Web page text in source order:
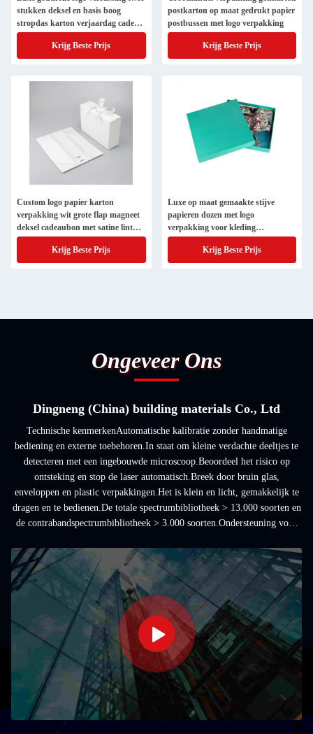
stukken deksel en basis boog
stropdas karton verjaardag cadeau
papier verpakkingsdoos
Krijg Beste Prijs
postkarton op maat gedrukt papier
postbussen met logo verpakking
Krijg Beste Prijs
Custom logo papier karton
verpakking wit grote flap magneet
deksel cadeaubon met satine lint
handvat
Krijg Beste Prijs
Luxe op maat gemaakte stijve
papieren dozen met logo
verpakking voor kleding
cosmetische parfumdozen
Krijg Beste Prijs
Ongeveer Ons
Dingneng (China) building materials Co., Ltd
Technische kenmerkenAutomatische kalibratie zonder handmatige
bediening en externe toebehoren.In staat om kleine verdachte deeltjes te
detecteren met een ingebouwde microscoop.Beoordeel het risico op
ontsteking en stop de laser automatisch.Breek door bruin glas,
enveloppen en plastic verpakkingen.Het is klein en licht, gemakkelijk te
dragen en te bedienen.De totale spectrumbibliotheek > 13.000 soorten en
de contrabandspectrumbibliotheek > 3.000 soorten.Ondersteuning voor